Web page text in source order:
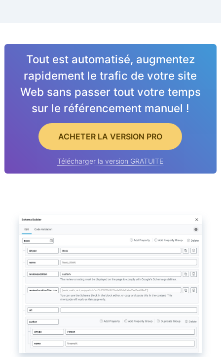
Tout est automatisé, augmentez
rapidement le trafic de votre site
Web sans passer tout votre temps
sur le référencement manuel !
ACHETER LA VERSION PRO
Télécharger la version GRATUITE